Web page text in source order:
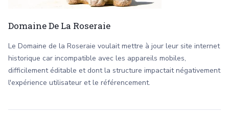
Domaine De La Roseraie
Le Domaine de la Roseraie voulait mettre à jour leur site internet
historique car incompatible avec les appareils mobiles,
difficilement éditable et dont la structure impactait négativement
l'expérience utilisateur et le référencement.